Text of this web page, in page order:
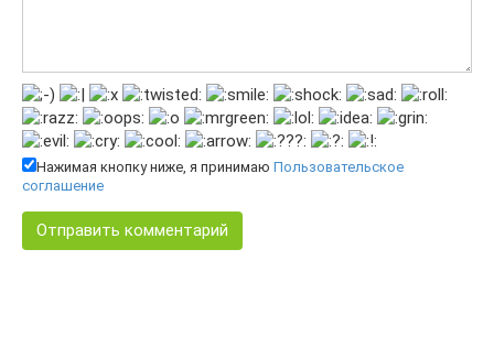
Нажимая кнопку ниже, я принимаю Пользовательское
соглашение